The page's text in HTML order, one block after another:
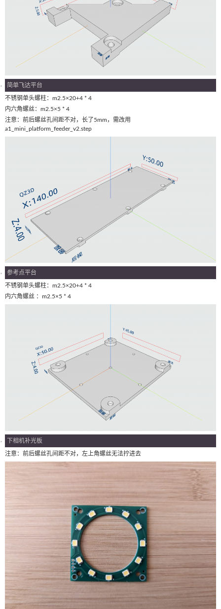
简单飞达平台
不锈钢单头螺柱：m2.5×20+4 * 4
内六角螺丝：m2.5×5 * 4
注意：前后螺丝孔间距不对，长了5mm，需改用
a1_mini_platform_feeder_v2.step
参考点平台
不锈钢单头螺柱：m2.5×20+4 * 4
内六角螺丝 ：m2.5×5 * 4
下相机补光板
注意：前后螺丝孔间距不对，左上角螺丝无法拧进去